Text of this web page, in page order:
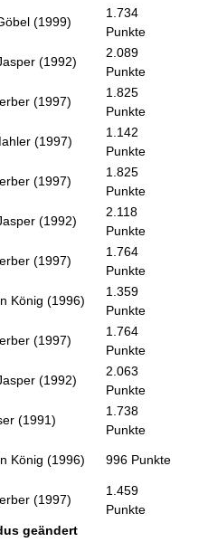
(1999)
1.734
Punkte
(1992)
2.089
Punkte
(1997)
1.825
Punkte
(1997)
1.142
Punkte
(1997)
1.825
Punkte
(1992)
2.118
Punkte
(1997)
1.764
Punkte
König (1996)
1.359
Punkte
(1997)
1.764
Punkte
(1992)
2.063
Punkte
(1991)
1.738
Punkte
König (1996) 996 Punkte
(1997)
1.459
Punkte
geändert